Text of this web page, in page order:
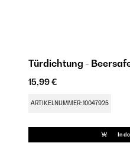
Türdichtung -
15,99 €
ARTIKELNUMMER: 10047925
In